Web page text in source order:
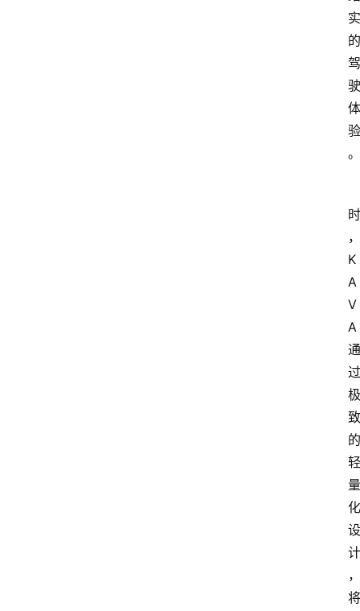
实
的
驾
驶
体
验
。
时
，
K
A
V
A
通
过
极
致
的
轻
量
化
设
计
，
将